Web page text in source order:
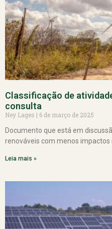
Classificação de
consulta
Ney Lages
6 de março de 2025
Documento que está em
renováveis com menos impactos
Leia mais »